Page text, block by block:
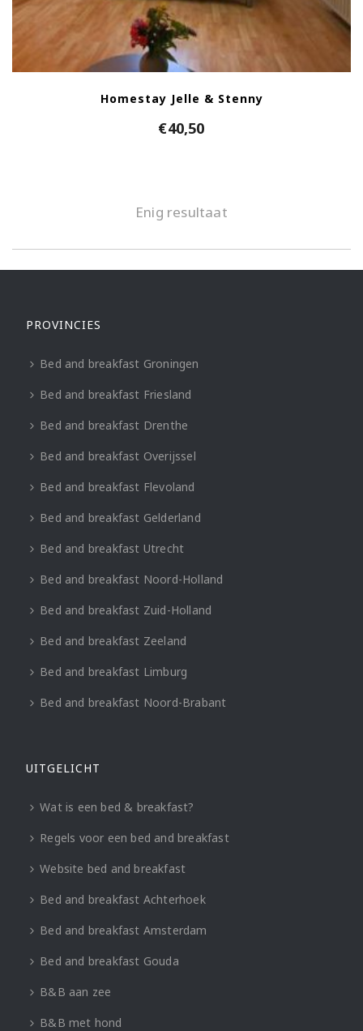
Homestay Jelle & Stenny
€40,50
Enig resultaat
PROVINCIES
Bed and breakfast Groningen
Bed and breakfast Friesland
Bed and breakfast Drenthe
Bed and breakfast Overijssel
Bed and breakfast Flevoland
Bed and breakfast Gelderland
Bed and breakfast Utrecht
Bed and breakfast Noord-Holland
Bed and breakfast Zuid-Holland
Bed and breakfast Zeeland
Bed and breakfast Limburg
Bed and breakfast Noord-Brabant
UITGELICHT
Wat is een bed & breakfast?
Regels voor een bed and breakfast
Website bed and breakfast
Bed and breakfast Achterhoek
Bed and breakfast Amsterdam
Bed and breakfast Gouda
B&B aan zee
B&B met hond